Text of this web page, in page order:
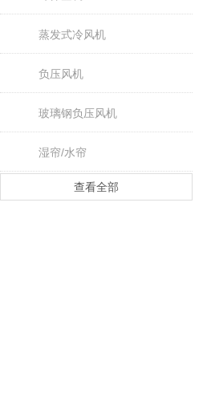
蒸发式冷风机
负压风机
玻璃钢负压风机
湿帘/水帘
查看全部